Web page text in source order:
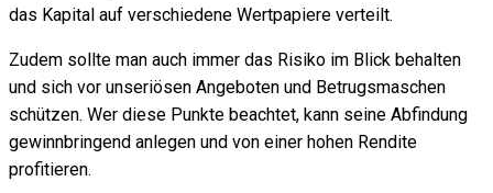
das Kapital auf verschiedene Wertpapiere verteilt.
Zudem sollte man auch immer das Risiko im Blick behalten
und sich vor unseriösen Angeboten und Betrugsmaschen
schützen. Wer diese Punkte beachtet, kann seine Abfindung
gewinnbringend anlegen und von einer hohen Rendite
profitieren.